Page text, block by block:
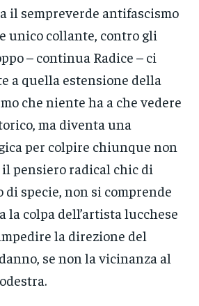
il sempreverde antifascismo
unico collante, contro gli
– continua Radice – ci
a quella estensione della
che niente ha a che vedere
ma diventa una
per colpire chiunque non
pensiero radical chic di
di specie, non si comprende
la colpa dell’artista lucchese
la direzione del
se non la vicinanza al